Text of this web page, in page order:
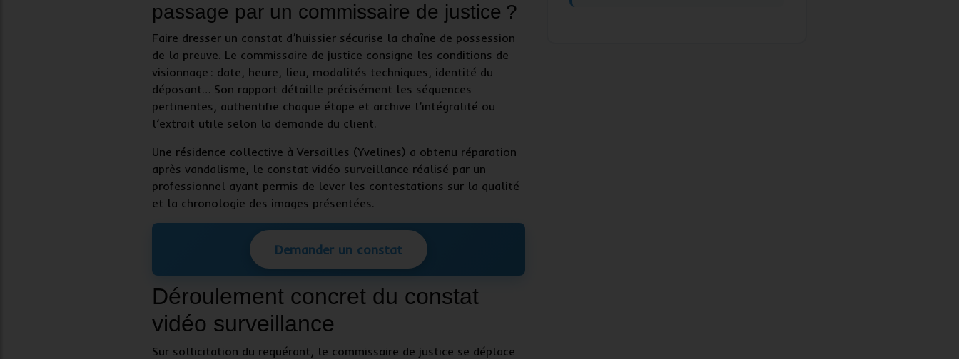
passage par un commissaire de justice ?
Faire dresser un constat d’huissier sécurise la chaîne de possession
de la preuve. Le commissaire de justice consigne les conditions de
visionnage : date, heure, lieu, modalités techniques, identité du
déposant… Son rapport détaille précisément les séquences
pertinentes, authentifie chaque étape et archive l’intégralité ou
l’extrait utile selon la demande du client.
Une résidence collective à Versailles (Yvelines) a obtenu réparation
après vandalisme, le constat vidéo surveillance réalisé par un
professionnel ayant permis de lever les contestations sur la qualité
et la chronologie des images présentées.
Demander un constat
Déroulement concret du constat
vidéo surveillance
Sur sollicitation du requérant, le commissaire de justice se déplace